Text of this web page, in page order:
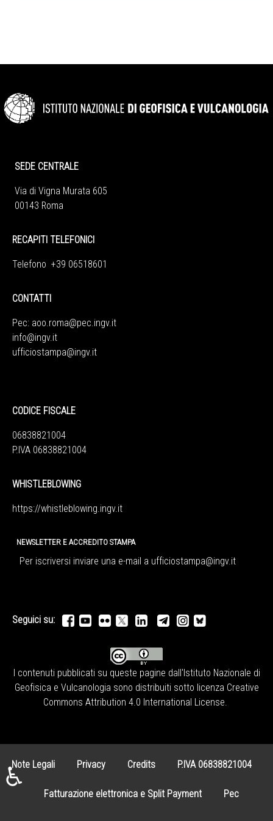
SEDE CENTRALE
Via di Vigna Murata 605
00143 Roma
RECAPITI TELEFONICI
Telefono +39 06518601
CONTATTI
Pec: aoo.roma@pec.ingv.it
info@ingv.it
ufficiostampa@ingv.it
CODICE FISCALE
06838821004
P.IVA 06838821004
WHISTLEBLOWING
https://whistleblowing.ingv.it
NEWSLETTER E ACCREDITO STAMPA
Per iscriversi inviare una e-mail a ufficiostampa@ingv.it
Seguici su:
I contenuti pubblicati su queste pagine dall' Istituto Nazionale di
Geofisica e Vulcanologia sono distribuiti sotto licenza Creative
Commons Attribution 4.0 International License.
Note Legali Privacy Credits P.IVA 06838821004
Fatturazione elettronica e Split Payment Pec